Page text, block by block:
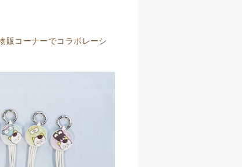
販コーナーでコラボレーシ